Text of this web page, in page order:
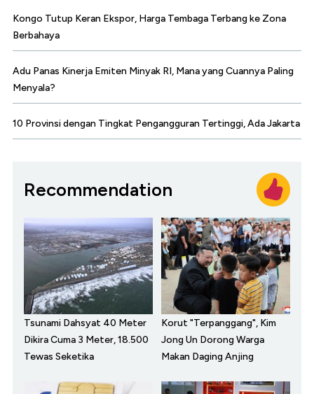
Kongo Tutup Keran Ekspor, Harga Tembaga Terbang ke Zona
Berbahaya
Adu Panas Kinerja Emiten Minyak RI, Mana yang Cuannya Paling
Menyala?
10 Provinsi dengan Tingkat Pengangguran Tertinggi, Ada Jakarta
Recommendation
Tsunami Dahsyat 40 Meter
Dikira Cuma 3 Meter, 18.500
Tewas Seketika
Korut "Terpanggang", Kim
Jong Un Dorong Warga
Makan Daging Anjing